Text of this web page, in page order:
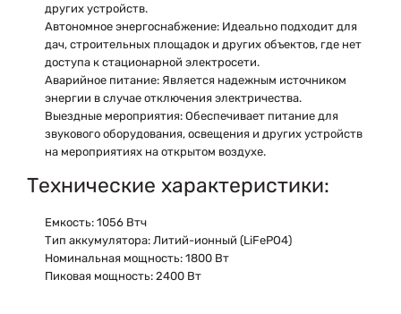
других устройств.
Автономное энергоснабжение: Идеально подходит для
дач, строительных площадок и других объектов, где нет
доступа к стационарной электросети.
Аварийное питание: Является надежным источником
энергии в случае отключения электричества.
Выездные мероприятия: Обеспечивает питание для
звукового оборудования, освещения и других устройств
на мероприятиях на открытом воздухе.
Технические характеристики:
Емкость: 1056 Втч
Тип аккумулятора: Литий-ионный (LiFePO4)
Номинальная мощность: 1800 Вт
Пиковая мощность: 2400 Вт